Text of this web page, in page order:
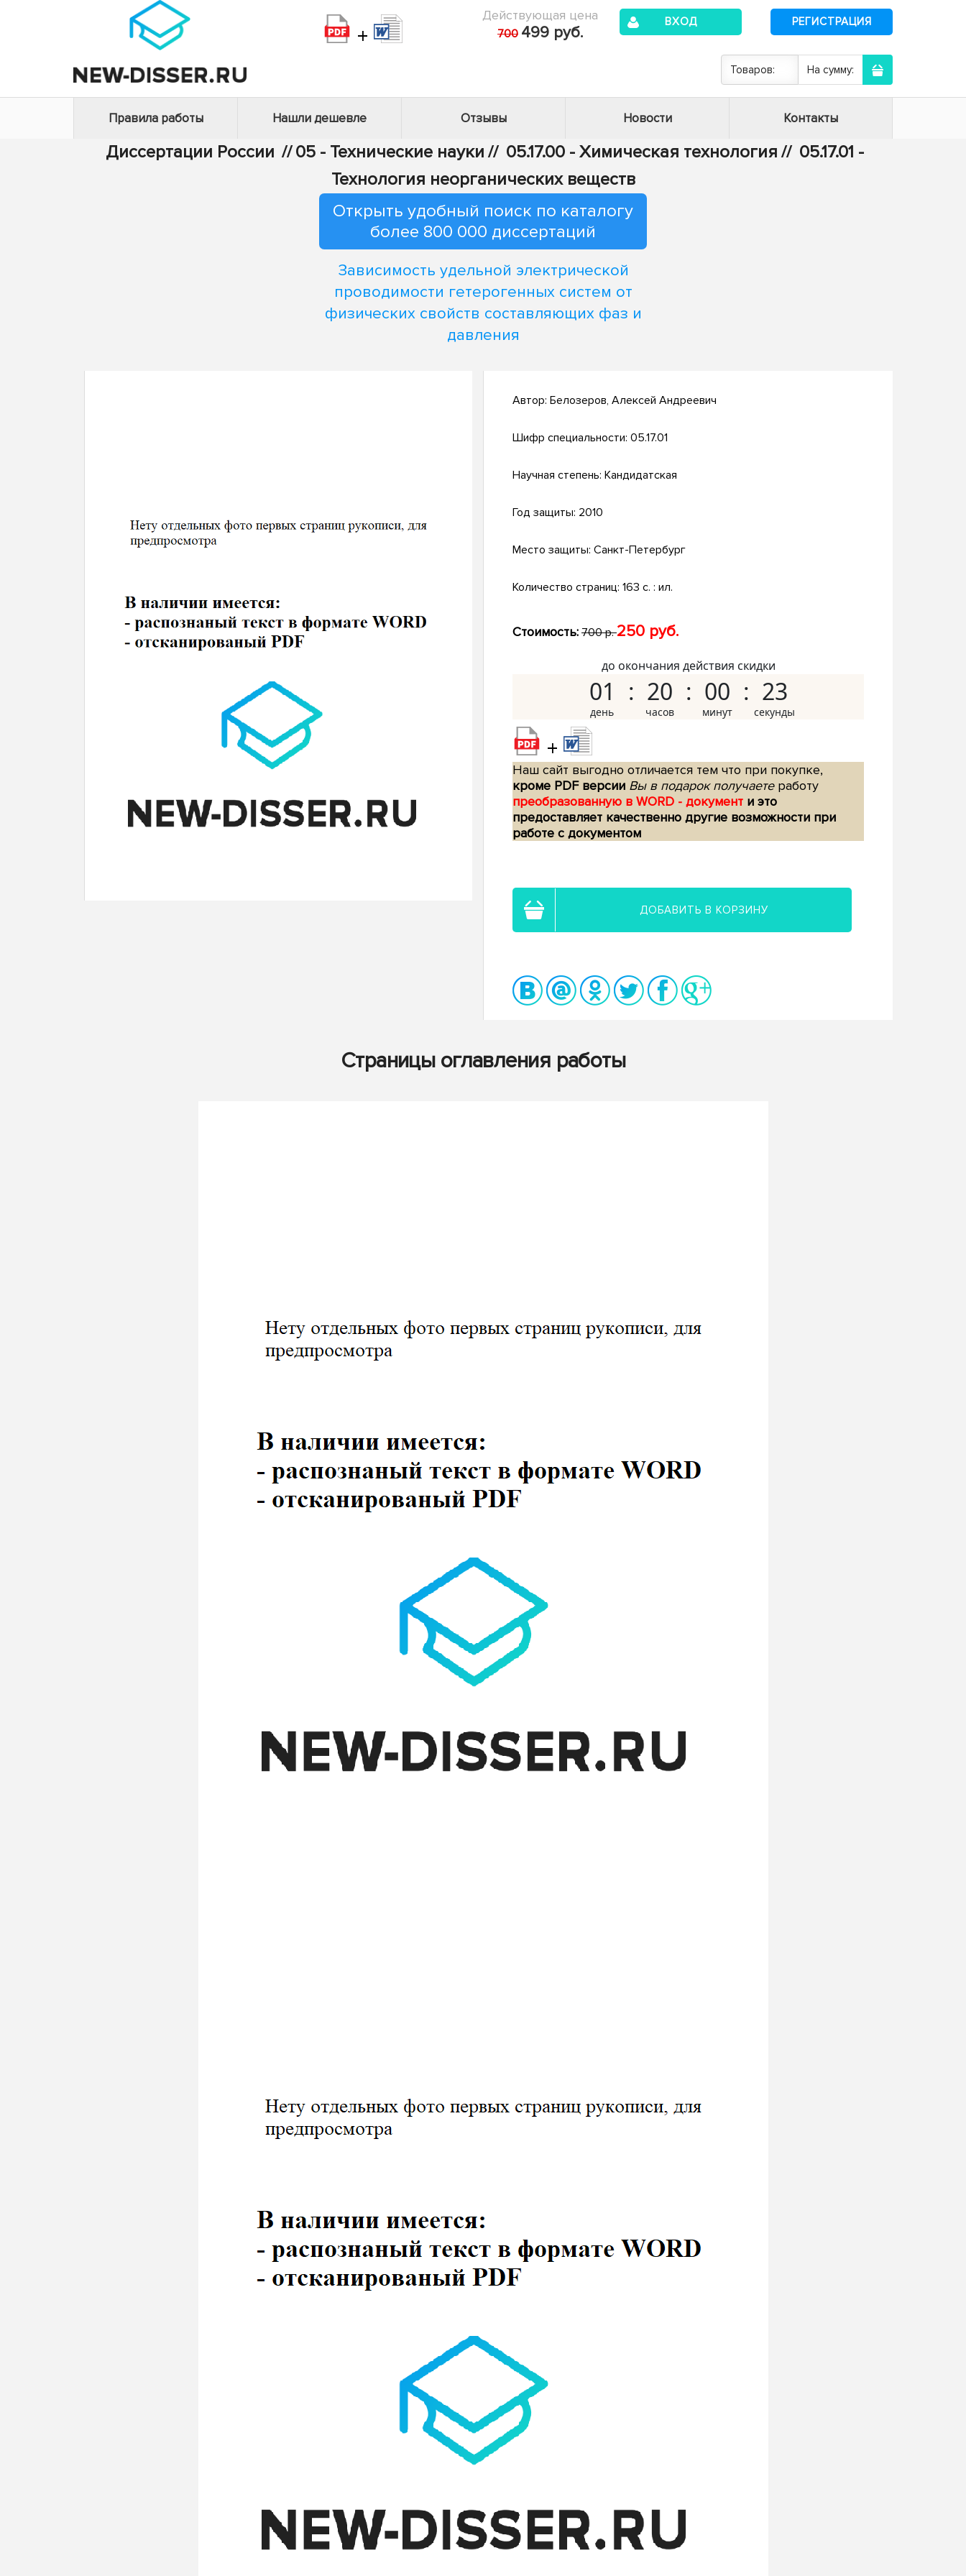
+
Действующая цена
700 499 руб.
ВХОД РЕГИСТРАЦИЯ
Товаров: На сумму:
Правила работы Нашли дешевле Отзывы Новости Контакты
Диссертации России // 05 - Технические науки // 05.17.00 - Химическая технология // 05.17.01 -
Технология неорганических веществ
Открыть удобный поиск по каталогу
более 800 000 диссертаций
Зависимость удельной электрической
проводимости гетерогенных систем от
физических свойств составляющих фаз и
давления
Автор: Белозеров, Алексей Андреевич
Шифр специальности: 05.17.01
Научная степень: Кандидатская
Год защиты: 2010
Место защиты: Санкт-Петербург
Количество страниц: 163 с. : ил.
Стоимость: 700 р.250 руб.
до окончания действия скидки
01 20 00 22
+
Наш сайт выгодно отличается тем что при покупке,
кроме PDF версии Вы в подарок получаетеработу
преобразованную в WORD - документ и это
предоставляет качественно другие возможности при
работе с документом
ДОБАВИТЬ В КОРЗИНУ
Страницы оглавления работы